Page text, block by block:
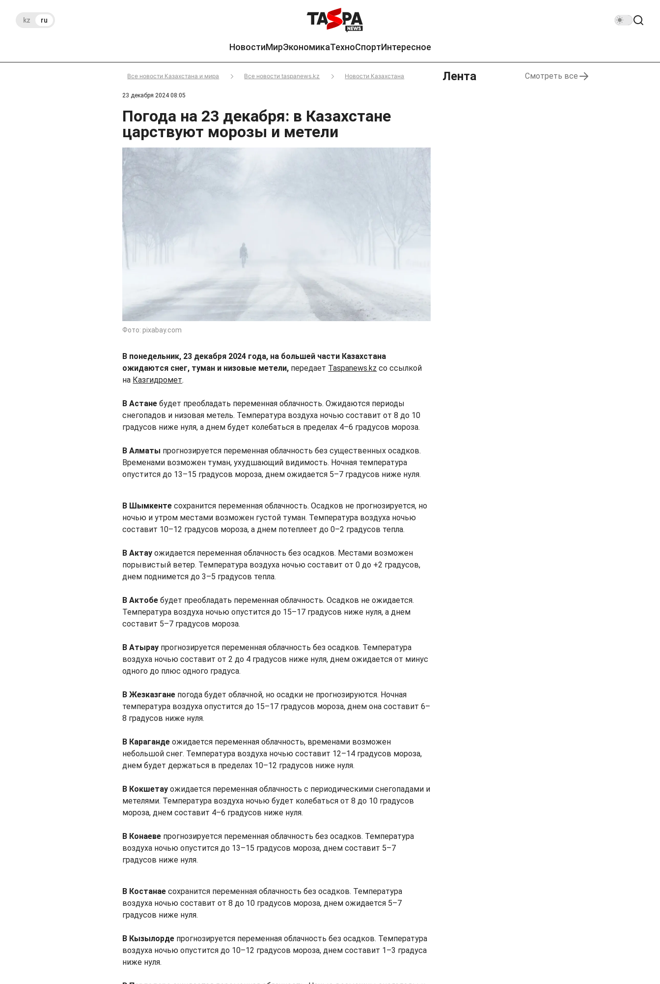
kz ru
НовостиМирЭкономикаТехноСпортИнтересное
Все новости Казахстана и мира Все новости taspanews.kz Новости Казахстана
23 декабря 2024 08:05
Погода на 23 декабря: в Казахстане
царствуют морозы и метели
Фото: pixabay.com
В понедельник, 23 декабря 2024 года, на большей части Казахстана
ожидаются снег, туман и низовые метели, передает Taspanews.kz со ссылкой
на Казгидромет.
В Астане будет преобладать переменная облачность. Ожидаются периоды
снегопадов и низовая метель. Температура воздуха ночью составит от 8 до 10
градусов ниже нуля, а днем будет колебаться в пределах 4–6 градусов мороза.
В Алматы прогнозируется переменная облачность без существенных осадков.
Временами возможен туман, ухудшающий видимость. Ночная температура
опустится до 13–15 градусов мороза, днем ожидается 5–7 градусов ниже нуля.
В Шымкенте сохранится переменная облачность. Осадков не прогнозируется, но
ночью и утром местами возможен густой туман. Температура воздуха ночью
составит 10–12 градусов мороза, а днем потеплеет до 0–2 градусов тепла.
В Актау ожидается переменная облачность без осадков. Местами возможен
порывистый ветер. Температура воздуха ночью составит от 0 до +2 градусов,
днем поднимется до 3–5 градусов тепла.
В Актобе будет преобладать переменная облачность. Осадков не ожидается.
Температура воздуха ночью опустится до 15–17 градусов ниже нуля, а днем
составит 5–7 градусов мороза.
В Атырау прогнозируется переменная облачность без осадков. Температура
воздуха ночью составит от 2 до 4 градусов ниже нуля, днем ожидается от минус
одного до плюс одного градуса.
В Жезказгане погода будет облачной, но осадки не прогнозируются. Ночная
температура воздуха опустится до 15–17 градусов мороза, днем она составит 6–
8 градусов ниже нуля.
В Караганде ожидается переменная облачность, временами возможен
небольшой снег. Температура воздуха ночью составит 12–14 градусов мороза,
днем будет держаться в пределах 10–12 градусов ниже нуля.
В Кокшетау ожидается переменная облачность с периодическими снегопадами и
метелями. Температура воздуха ночью будет колебаться от 8 до 10 градусов
мороза, днем составит 4–6 градусов ниже нуля.
В Конаеве прогнозируется переменная облачность без осадков. Температура
воздуха ночью опустится до 13–15 градусов мороза, днем составит 5–7
градусов ниже нуля.
В Костанае сохранится переменная облачность без осадков. Температура
воздуха ночью составит от 8 до 10 градусов мороза, днем ожидается 5–7
градусов ниже нуля.
В Кызылорде прогнозируется переменная облачность без осадков. Температура
воздуха ночью опустится до 10–12 градусов мороза, днем составит 1–3 градуса
ниже нуля.
Лента Смотреть все